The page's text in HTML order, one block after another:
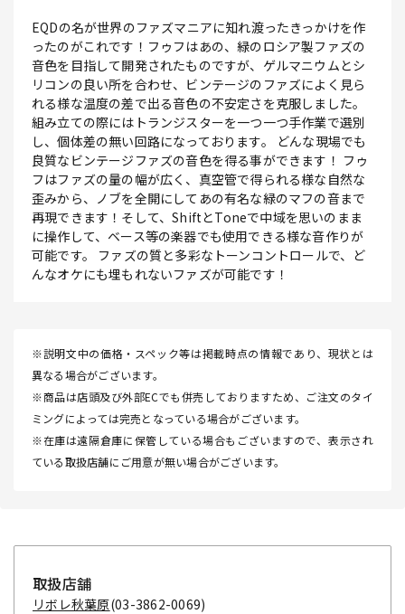
EQDの名が世界のファズマニアに知れ渡ったきっかけを作
ったのがこれです！フゥフはあの、緑のロシア製ファズの
音色を目指して開発されたものですが、ゲルマニウムとシ
リコンの良い所を合わせ、ビンテージのファズによく見ら
れる様な温度の差で出る音色の不安定さを克服しました。
組み立ての際にはトランジスターを一つ一つ手作業で選別
し、個体差の無い回路になっております。 どんな現場でも
良質なビンテージファズの音色を得る事ができます！ フゥ
フはファズの量の幅が広く、真空管で得られる様な自然な
歪みから、ノブを全開にしてあの有名な緑のマフの音まで
再現できます！そして、ShiftとToneで中域を思いのまま
に操作して、ベース等の楽器でも使用できる様な音作りが
可能です。 ファズの質と多彩なトーンコントロールで、ど
んなオケにも埋もれないファズが可能です！
※説明文中の価格・スペック等は掲載時点の情報であり、現状とは
異なる場合がございます。
※商品は店頭及び外部ECでも併売しておりますため、ご注文のタイ
ミングによっては完売となっている場合がございます。
※在庫は遠隔倉庫に保管している場合もございますので、表示され
ている取扱店舗にご用意が無い場合がございます。
取扱店舗
リボレ秋葉原(03-3862-0069)